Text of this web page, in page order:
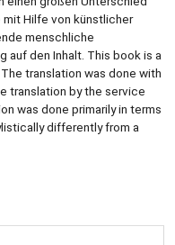
mit Hilfe von künstlicher
menschliche
auf den Inhalt. This book is a
translation was done with
translation by the service
was done primarily in terms
differently from a